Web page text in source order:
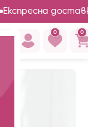
Експресна
0 0